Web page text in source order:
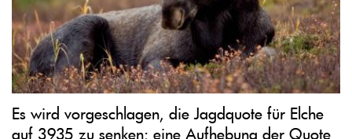
Es wird vorgeschlagen, die Jagdquote für Elche
auf 3935 zu senken; eine Aufhebung der Quote